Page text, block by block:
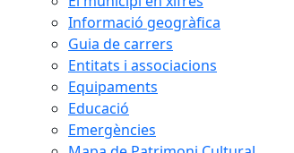
Informació geogràfica
Guia de carrers
Entitats i associacions
Equipaments
Educació
Emergències